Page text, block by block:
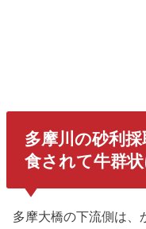
多摩川の砂利
食されて牛群状
多摩大橋の下流側は、